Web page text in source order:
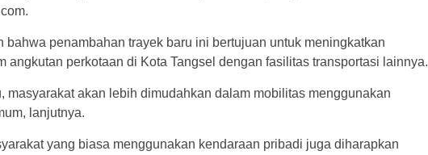
bahwa penambahan trayek baru ini bertujuan untuk meningkatkan
angkutan perkotaan di Kota Tangsel dengan fasilitas transportasi lainnya.
masyarakat akan lebih dimudahkan dalam mobilitas menggunakan
lanjutnya.
yang biasa menggunakan kendaraan pribadi juga diharapkan